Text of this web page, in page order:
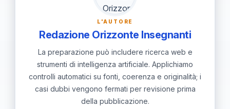
L'AUTORE
Redazione Orizzonte Insegnanti
La preparazione può includere ricerca web e
strumenti di intelligenza artificiale. Applichiamo
controlli automatici su fonti, coerenza e originalità; i
casi dubbi vengono fermati per revisione prima
della pubblicazione.